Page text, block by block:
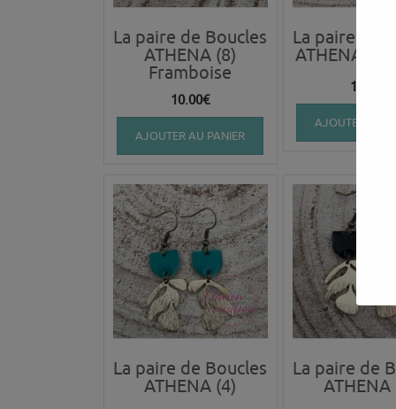
La paire de Boucles
ATHENA (8)
Framboise
10.00€
AJOUTER AU PANIER
La paire de
ATHENA (7)
10.00
AJOUTER AU
La paire de Boucles
ATHENA (4)
La paire de
ATHENA